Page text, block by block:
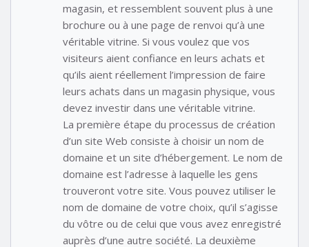
magasin, et ressemblent souvent plus à une
brochure ou à une page de renvoi qu’à une
véritable vitrine. Si vous voulez que vos
visiteurs aient confiance en leurs achats et
qu’ils aient réellement l’impression de faire
leurs achats dans un magasin physique, vous
devez investir dans une véritable vitrine.
La première étape du processus de création
d’un site Web consiste à choisir un nom de
domaine et un site d’hébergement. Le nom de
domaine est l’adresse à laquelle les gens
trouveront votre site. Vous pouvez utiliser le
nom de domaine de votre choix, qu’il s’agisse
du vôtre ou de celui que vous avez enregistré
auprès d’une autre société. La deuxième